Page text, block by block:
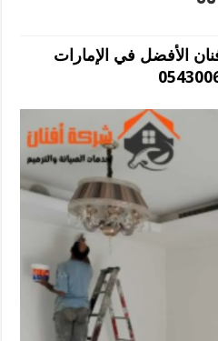
الأفضل في الإمارات